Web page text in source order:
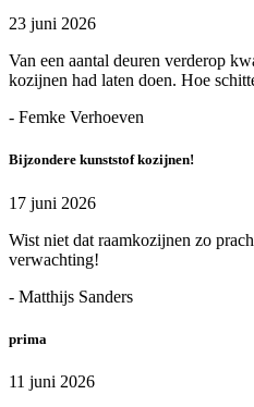
23 juni 2026
Van een aantal deuren verderop
kozijnen had laten doen. Hoe
- Femke Verhoeven
Bijzondere kunststof kozijnen!
17 juni 2026
Wist niet dat raamkozijnen zo
verwachting!
- Matthijs Sanders
prima
11 juni 2026